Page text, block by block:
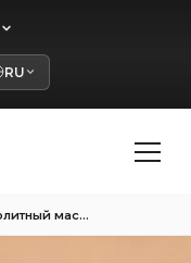
RU
Антицеллюлитный массаж после 40 лет: особенности и польза